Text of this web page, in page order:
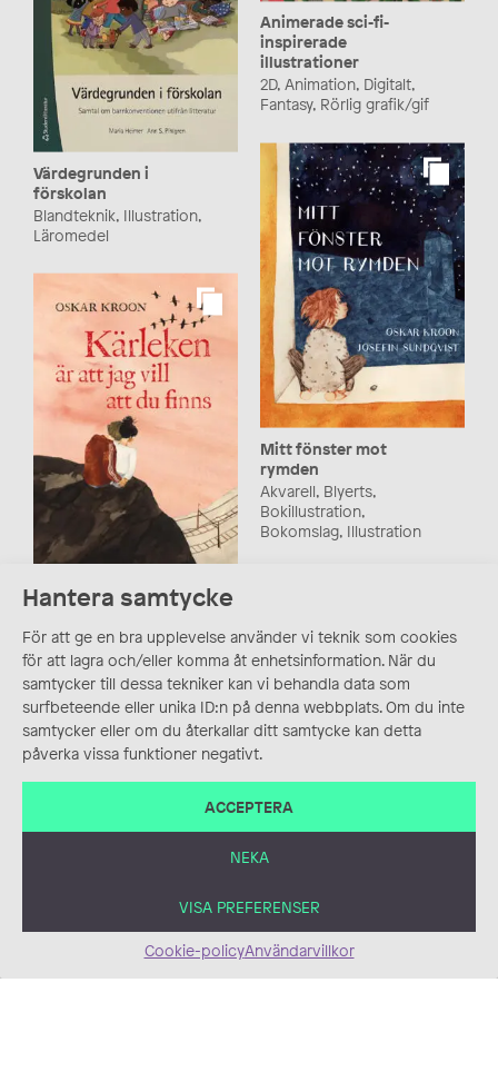
Hantera samtycke
För att ge en bra upplevelse använder vi teknik som cookies
för att lagra och/eller komma åt enhetsinformation. När du
samtycker till dessa tekniker kan vi behandla data som
surfbeteende eller unika ID:n på denna webbplats. Om du inte
samtycker eller om du återkallar ditt samtycke kan detta
påverka vissa funktioner negativt.
ACCEPTERA
NEKA
VISA PREFERENSER
Cookie-policyAnvändarvillkor
Animerade sci-fi-
inspirerade
illustrationer
2D, Animation, Digitalt,
Fantasy, Rörlig grafik/gif
Värdegrunden i
förskolan
Blandteknik, Illustration,
Läromedel
Mitt fönster mot
rymden
Akvarell, Blyerts,
Bokillustration,
Bokomslag, Illustration
Kärleken är att jag vill
att du finns
Akvarell, Bokillustration,
Bokomslag, Illustration
Så sover staden
Illustration, Lettering,